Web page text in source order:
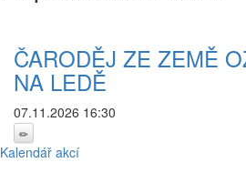
ČARODĚJ ZE ZEMĚ
NA LEDĚ
07.11.2026 16:30
Kalendář akcí